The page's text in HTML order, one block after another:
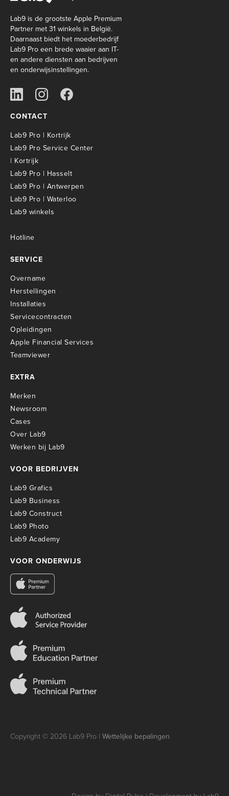
Lab9 is de grootste Apple Premium
Partner met 31 winkels in België.
Daarnaast biedt het moederbedrijf
Lab9 Pro een brede waaier aan IT-
en andere diensten aan bedrijven
en onderwijsinstellingen.
CONTACT
Lab9 Pro | Kortrijk
Lab9 Pro Service Center
| Kortrijk
Lab9 Pro | Hasselt
Lab9 Pro | Antwerpen
Lab9 Pro | Waterloo
Lab9 winkels
Hotline
SERVICE
Overname
Herstellingen
Installaties
Servicecontracten
Opleidingen
Apple Financial Services
Teamviewer
EXTRA
Merken
Newsroom
Cases
Over Lab9
Werken bij Lab9
VOOR BEDRIJVEN
Lab9 Grafics
Lab9 Business
Lab9 Construct
Lab9 Photo
Lab9 Academy
VOOR ONDERWIJS
Copyright © 2026 Lab9 Pro | Wettelijke bepalingen